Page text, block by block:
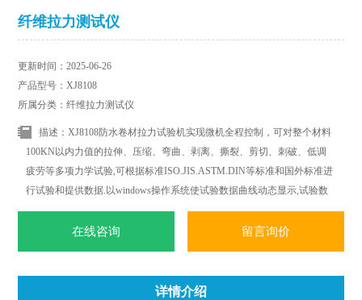
纤维拉力测试仪
更新时间：2025-06-26
产品型号：XJ8108
所属分类：纤维拉力测试仪
描述：XJ8108防水卷材拉力试验机实现微机全程控制，可对整个材料
100KN以内力值的拉伸、压缩、弯曲、剥离、撕裂、剪切、刺破、低调
疲劳等多项力学试验,可根据标准ISO.JIS.ASTM.DIN等标准和国外标准进
行试验和提供数据.以windows操作系统使试验数据曲线动态显示,试验数
据可以任意删加,对曲线操作更加简便.轻松.随时随地都可以进行曲线遍
历.叠加.分离.缩放.打印等全电子显示监控.
在线咨询 留言询价
详情介绍